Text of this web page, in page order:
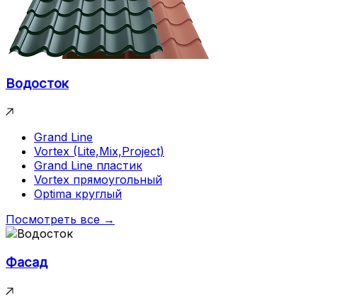
Водосток
Grand Line
Vortex (Lite,Mix,Project)
Grand Line пластик
Vortex прямоугольный
Optima круглый
Посмотреть все →
Фасад